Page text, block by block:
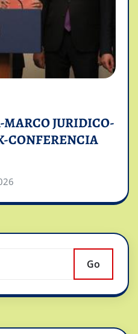
JURIDICO-
CONFERENCIA
Go